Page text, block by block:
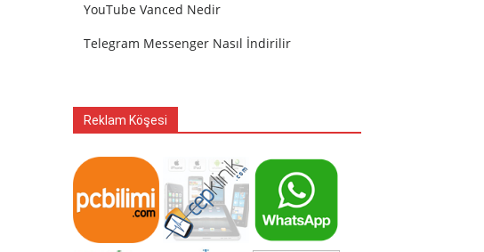
YouTube Vanced Nedir
Telegram Messenger Nasıl İndirilir
Reklam Köşesi